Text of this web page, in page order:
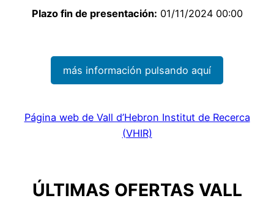
Plazo fin de presentación: 01/11/2024 00:00
más información pulsando aquí
Página web de Vall d’Hebron Institut de Recerca
(VHIR)
ÚLTIMAS OFERTAS VALL